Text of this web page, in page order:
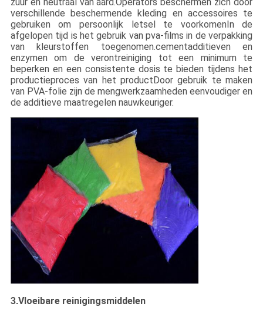
zuur en neutraal van aard.Operators beschermen zich door
verschillende beschermende kleding en accessoires te
gebruiken om persoonlijk letsel te voorkomenIn de
afgelopen tijd is het gebruik van pva-films in de verpakking
van kleurstoffen toegenomen.cementadditieven en
enzymen om de verontreiniging tot een minimum te
beperken en een consistente dosis te bieden tijdens het
productieproces van het productDoor gebruik te maken
van PVA-folie zijn de mengwerkzaamheden eenvoudiger en
de additieve maatregelen nauwkeuriger.
3.Vloeibare reinigingsmiddelen